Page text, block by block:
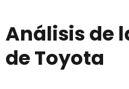
Análisis de
de Toyota